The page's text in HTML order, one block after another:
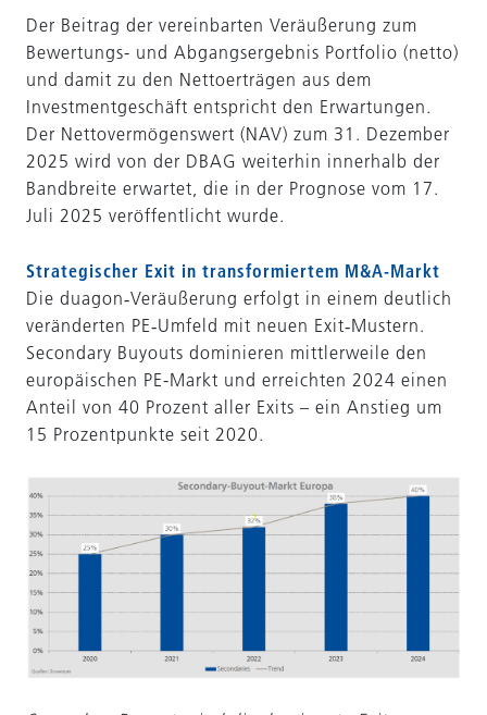
Der Beitrag der vereinbarten Veräußerung zum
Bewertungs- und Abgangsergebnis Portfolio (netto)
und damit zu den Nettoerträgen aus dem
Investmentgeschäft entspricht den Erwartungen.
Der Nettovermögenswert (NAV) zum 31. Dezember
2025 wird von der DBAG weiterhin innerhalb der
Bandbreite erwartet, die in der Prognose vom 17.
Juli 2025 veröffentlicht wurde.
Strategischer Exit in transformiertem M&A-Markt
Die duagon‑Veräußerung erfolgt in einem deutlich
veränderten PE‑Umfeld mit neuen Exit‑Mustern.
Secondary Buyouts dominieren mittlerweile den
europäischen PE-Markt und erreichten 2024 einen
Anteil von 40 Prozent aller Exits – ein Anstieg um
15 Prozentpunkte seit 2020.